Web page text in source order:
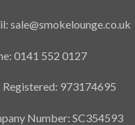
sale@smokelounge.co.uk
0141 552 0127
Registered: 973174695
Number: SC354593